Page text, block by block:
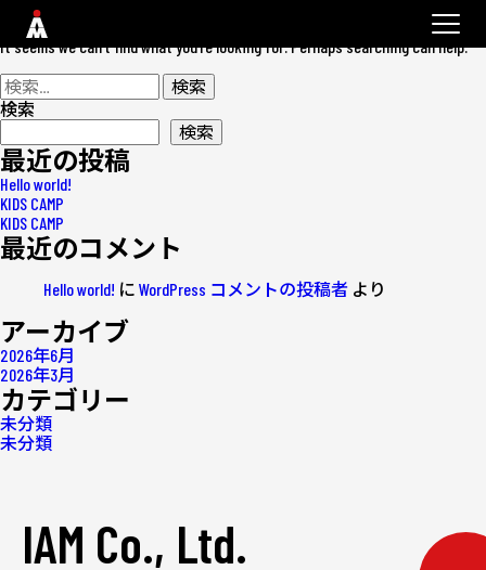
Nothing Found
It seems we can’t find what you’re looking for. Perhaps searching can help.
検
索:
検索
検索
最近の投稿
Hello world!
KIDS CAMP
KIDS CAMP
最近のコメント
Hello world! に WordPress コメントの投稿者 より
アーカイブ
2026年6月
2026年3月
カテゴリー
未分類
未分類
IAM Co., Ltd.